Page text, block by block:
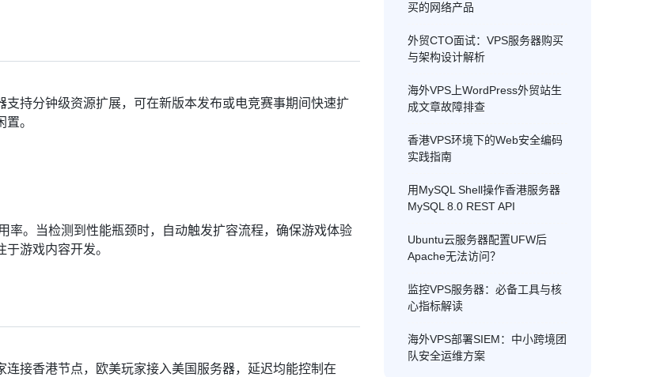
持分钟级资源扩展，可在新版本发布或电竞赛事期间快速扩
。
。当检测到性能瓶颈时，自动触发扩容流程，确保游戏体验
游戏内容开发。
接香港节点，欧美玩家接入美国服务器，延迟均能控制在
买的网络产品
外贸CTO面试：VPS服务器购买
与架构设计解析
海外VPS上WordPress外贸站生
成文章故障排查
香港VPS环境下的Web安全编码
实践指南
用MySQL Shell操作香港服务器
MySQL 8.0 REST API
Ubuntu云服务器配置UFW后
Apache无法访问？
监控VPS服务器：必备工具与核
心指标解读
海外VPS部署SIEM：中小跨境团
队安全运维方案